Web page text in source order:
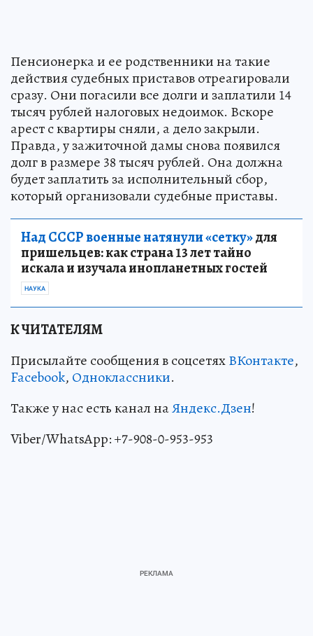
Пенсионерка и ее родственники на такие
действия судебных приставов отреагировали
сразу. Они погасили все долги и заплатили 14
тысяч рублей налоговых недоимок. Вскоре
арест с квартиры сняли, а дело закрыли.
Правда, у зажиточной дамы снова появился
долг в размере 38 тысяч рублей. Она должна
будет заплатить за исполнительный сбор,
который организовали судебные приставы.
Над СССР военные натянули «сетку»для
пришельцев: как страна 13 лет тайно
искала и изучала инопланетных гостей
НАУКА
К ЧИТАТЕЛЯМ
Присылайте сообщения в соцсетяхВКонтакте,
Facebook, Одноклассники.
Также у нас есть канал наЯндекс.Дзен!
Viber/WhatsApp: +7-908-0-953-953